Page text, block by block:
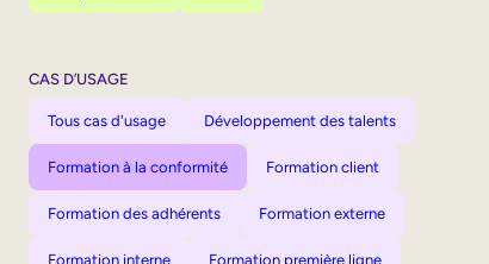
CAS D’USAGE
Tous cas d'usage Développement des talents
Formation à la conformité Formation client
Formation des adhérents Formation externe
Formation interne Formation première ligne